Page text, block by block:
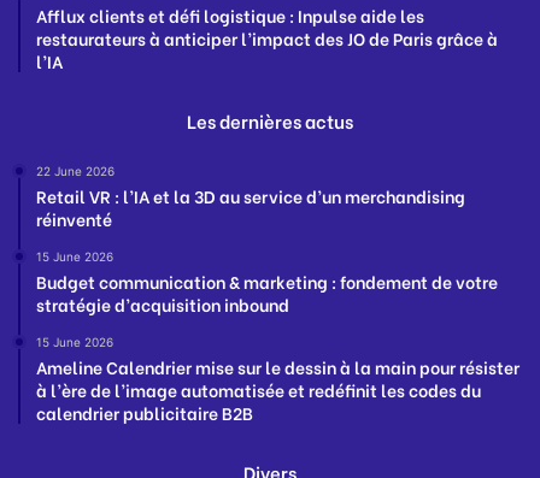
Afflux clients et défi logistique : Inpulse aide les
restaurateurs à anticiper l’impact des JO de Paris grâce à
l’IA
Les dernières actus
22 June 2026
Retail VR : l’IA et la 3D au service d’un merchandising
réinventé
15 June 2026
Budget communication & marketing : fondement de votre
stratégie d’acquisition inbound
15 June 2026
Ameline Calendrier mise sur le dessin à la main pour résister
à l’ère de l’image automatisée et redéfinit les codes du
calendrier publicitaire B2B
Divers